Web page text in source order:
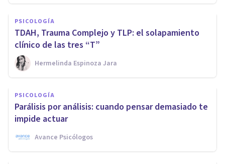
PSICOLOGÍA
TDAH, Trauma Complejo y TLP: el solapamiento
clínico de las tres “T”
Hermelinda Espinoza Jara
PSICOLOGÍA
Parálisis por análisis: cuando pensar demasiado te
impide actuar
Avance Psicólogos